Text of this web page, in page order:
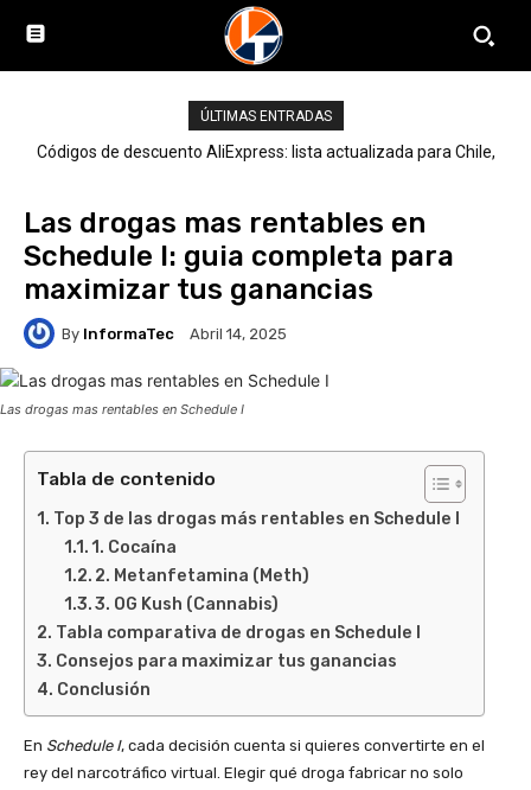
ÚLTIMAS ENTRADAS
Códigos de descuento AliExpress: lista actualizada para Chile,
Las drogas mas rentables en
Schedule I: guia completa para
maximizar tus ganancias
By InformaTec Abril 14, 2025
Las drogas mas rentables en Schedule I
Tabla de contenido
Top 3 de las drogas más rentables en Schedule I
1. Cocaína
2. Metanfetamina (Meth)
3. OG Kush (Cannabis)
Tabla comparativa de drogas en Schedule I
Consejos para maximizar tus ganancias
Conclusión
En Schedule I, cada decisión cuenta si quieres convertirte en el
rey del narcotráfico virtual. Elegir qué droga fabricar no solo